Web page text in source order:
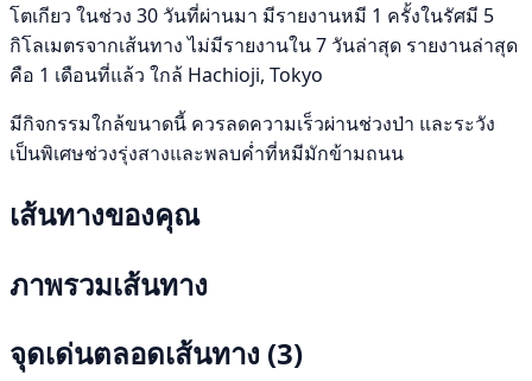
โตเกียว ในช่วง 30 วันที่ผ่านมา มีรายงานหมี 1 ครั้งในรัศมี 5
กิโลเมตรจากเส้นทาง ไม่มีรายงานใน 7 วันล่าสุด รายงานล่าสุด
คือ 1 เดือนที่แล้ว ใกล้ Hachioji, Tokyo
มีกิจกรรมใกล้ขนาดนี้ ควรลดความเร็วผ่านช่วงป่า และระวัง
เป็นพิเศษช่วงรุ่งสางและพลบค่ำที่หมีมักข้ามถนน
เส้นทางของคุณ
ภาพรวมเส้นทาง
จุดเด่นตลอดเส้นทาง (3)